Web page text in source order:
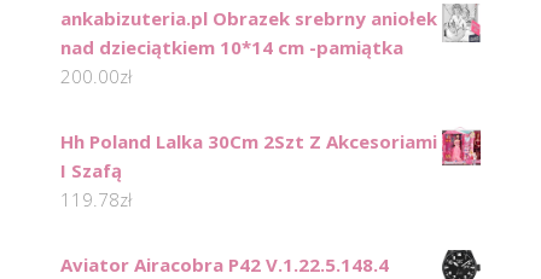
ankabizuteria.pl Obrazek srebrny aniołek
nad dzieciątkiem 10*14 cm -pamiątka
200.00zł
Hh Poland Lalka 30Cm 2Szt Z Akcesoriami
I Szafą
119.78zł
Aviator Airacobra P42 V.1.22.5.148.4